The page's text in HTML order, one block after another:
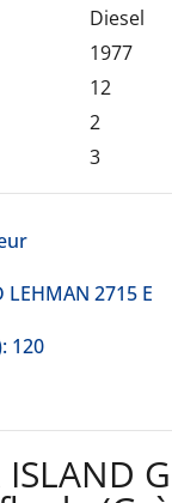
Diesel
1977
12
2
3
2715 E
120